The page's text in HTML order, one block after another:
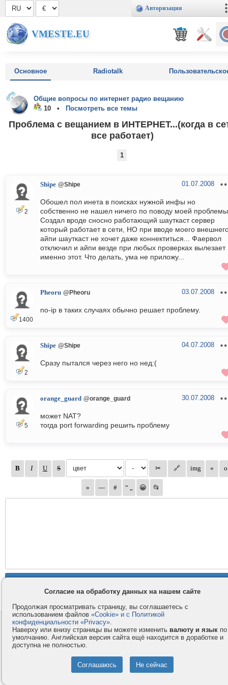
Авторизация
VMESTE.EU
Основное Radiotalk
Общие вопросы по интернет радио вещанию
10 •
Посмотреть все темы
Проблема с вещанием в ИНТЕРНЕТ...(когда в
все работает)
1
2
Shipe @Shipe 01.07.2008
Обошел пол инета в поисках нужной инфы но
собственно не нашел ничего по поводу моей
Создал вроде сносно работающий шауткаст сервер
который работает в сети, НО при вводе моего
айпи шауткаст не хочет даже коннектиться... Фаервол
отключил и айпи везде при любых проверках вылезает
именно этот. Что делать, ума не приложу...
1400
Pheoru @Pheoru 03.07.2008
no-ip в таких случаях обычно решает проблему.
2
Shipe @Shipe 04.07.2008
Сразу пытался через него но нед:(
5
orange_guard @orange_guard 30.07.2008
может NAT?
тогда port forwarding решить проблему
Контакты
Компания
Правила и условия
Услуги
© 2008-2026VMESTE.EU - Все права защищены.
Согласие на обработку данных на нашем сайте
Продолжая просматривать страницу, вы соглашаетесь с
использованием файлов «Cookie» и с Политикой
конфиденциальности «Privacy».
Наверху или внизу страницы вы можете изменить валюту и язык по
умолчанию. Английская версия сайта ещё находится в доработке и
доступна не полностью.